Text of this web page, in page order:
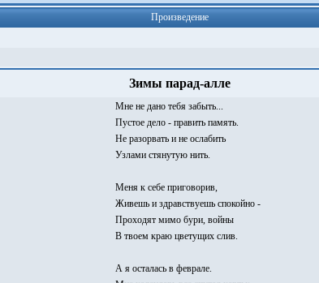
Произведение
Зимы парад-алле
Мне не дано тебя забыть...
Пустое дело - править память.
Не разорвать и не ослабить
Узлами стянутую нить.
Меня к себе приговорив,
Живешь и здравствуешь спокойно -
Проходят мимо бури, войны
В твоем краю цветущих слив.
А я осталась в феврале.